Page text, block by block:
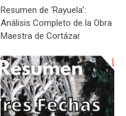
Resumen de ‘Rayuela’:
Análisis Completo de la Obra
Maestra de Cortázar